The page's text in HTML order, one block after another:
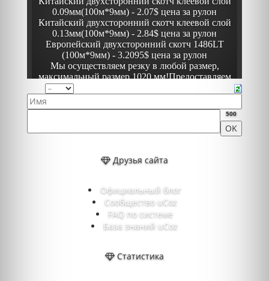
500
Друзья сайта
Официальный блог
Сообщество uCoz
FAQ по системе
База знаний uCoz
Статистика